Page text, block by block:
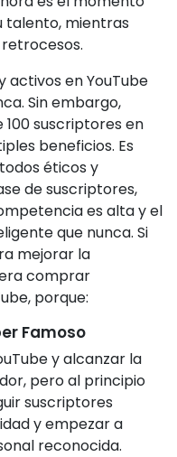
mientras
activos en YouTube
Sin embargo,
suscriptores en
beneficios. Es
éticos y
de suscriptores,
es alta y el
que nunca. Si
mejorar la
comprar
porque:
Famoso
y alcanzar la
pero al principio
suscriptores
y empezar a
reconocida.